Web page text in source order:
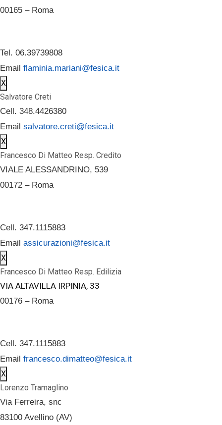
00165 – Roma
Tel. 06.39739808
Email flaminia.mariani@fesica.it
X
Salvatore Creti
Cell. 348.4426380
Email salvatore.creti@fesica.it
X
Francesco Di Matteo Resp. Credito
VIALE ALESSANDRINO, 539
00172 – Roma
Cell. 347.1115883
Email assicurazioni@fesica.it
X
Francesco Di Matteo Resp. Edilizia
VIA ALTAVILLA IRPINIA, 33
00176 – Roma
Cell. 347.1115883
Email francesco.dimatteo@fesica.it
X
Lorenzo Tramaglino
Via Ferreira, snc
83100 Avellino (AV)